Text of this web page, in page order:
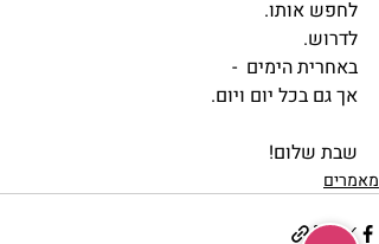
לחפש אותו.
לדרוש.
באחרית הימים  -
אך גם בכל יום ויום.
שבת שלום!
מאמרים